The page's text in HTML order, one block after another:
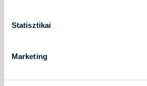
Statisztikai
Marketing